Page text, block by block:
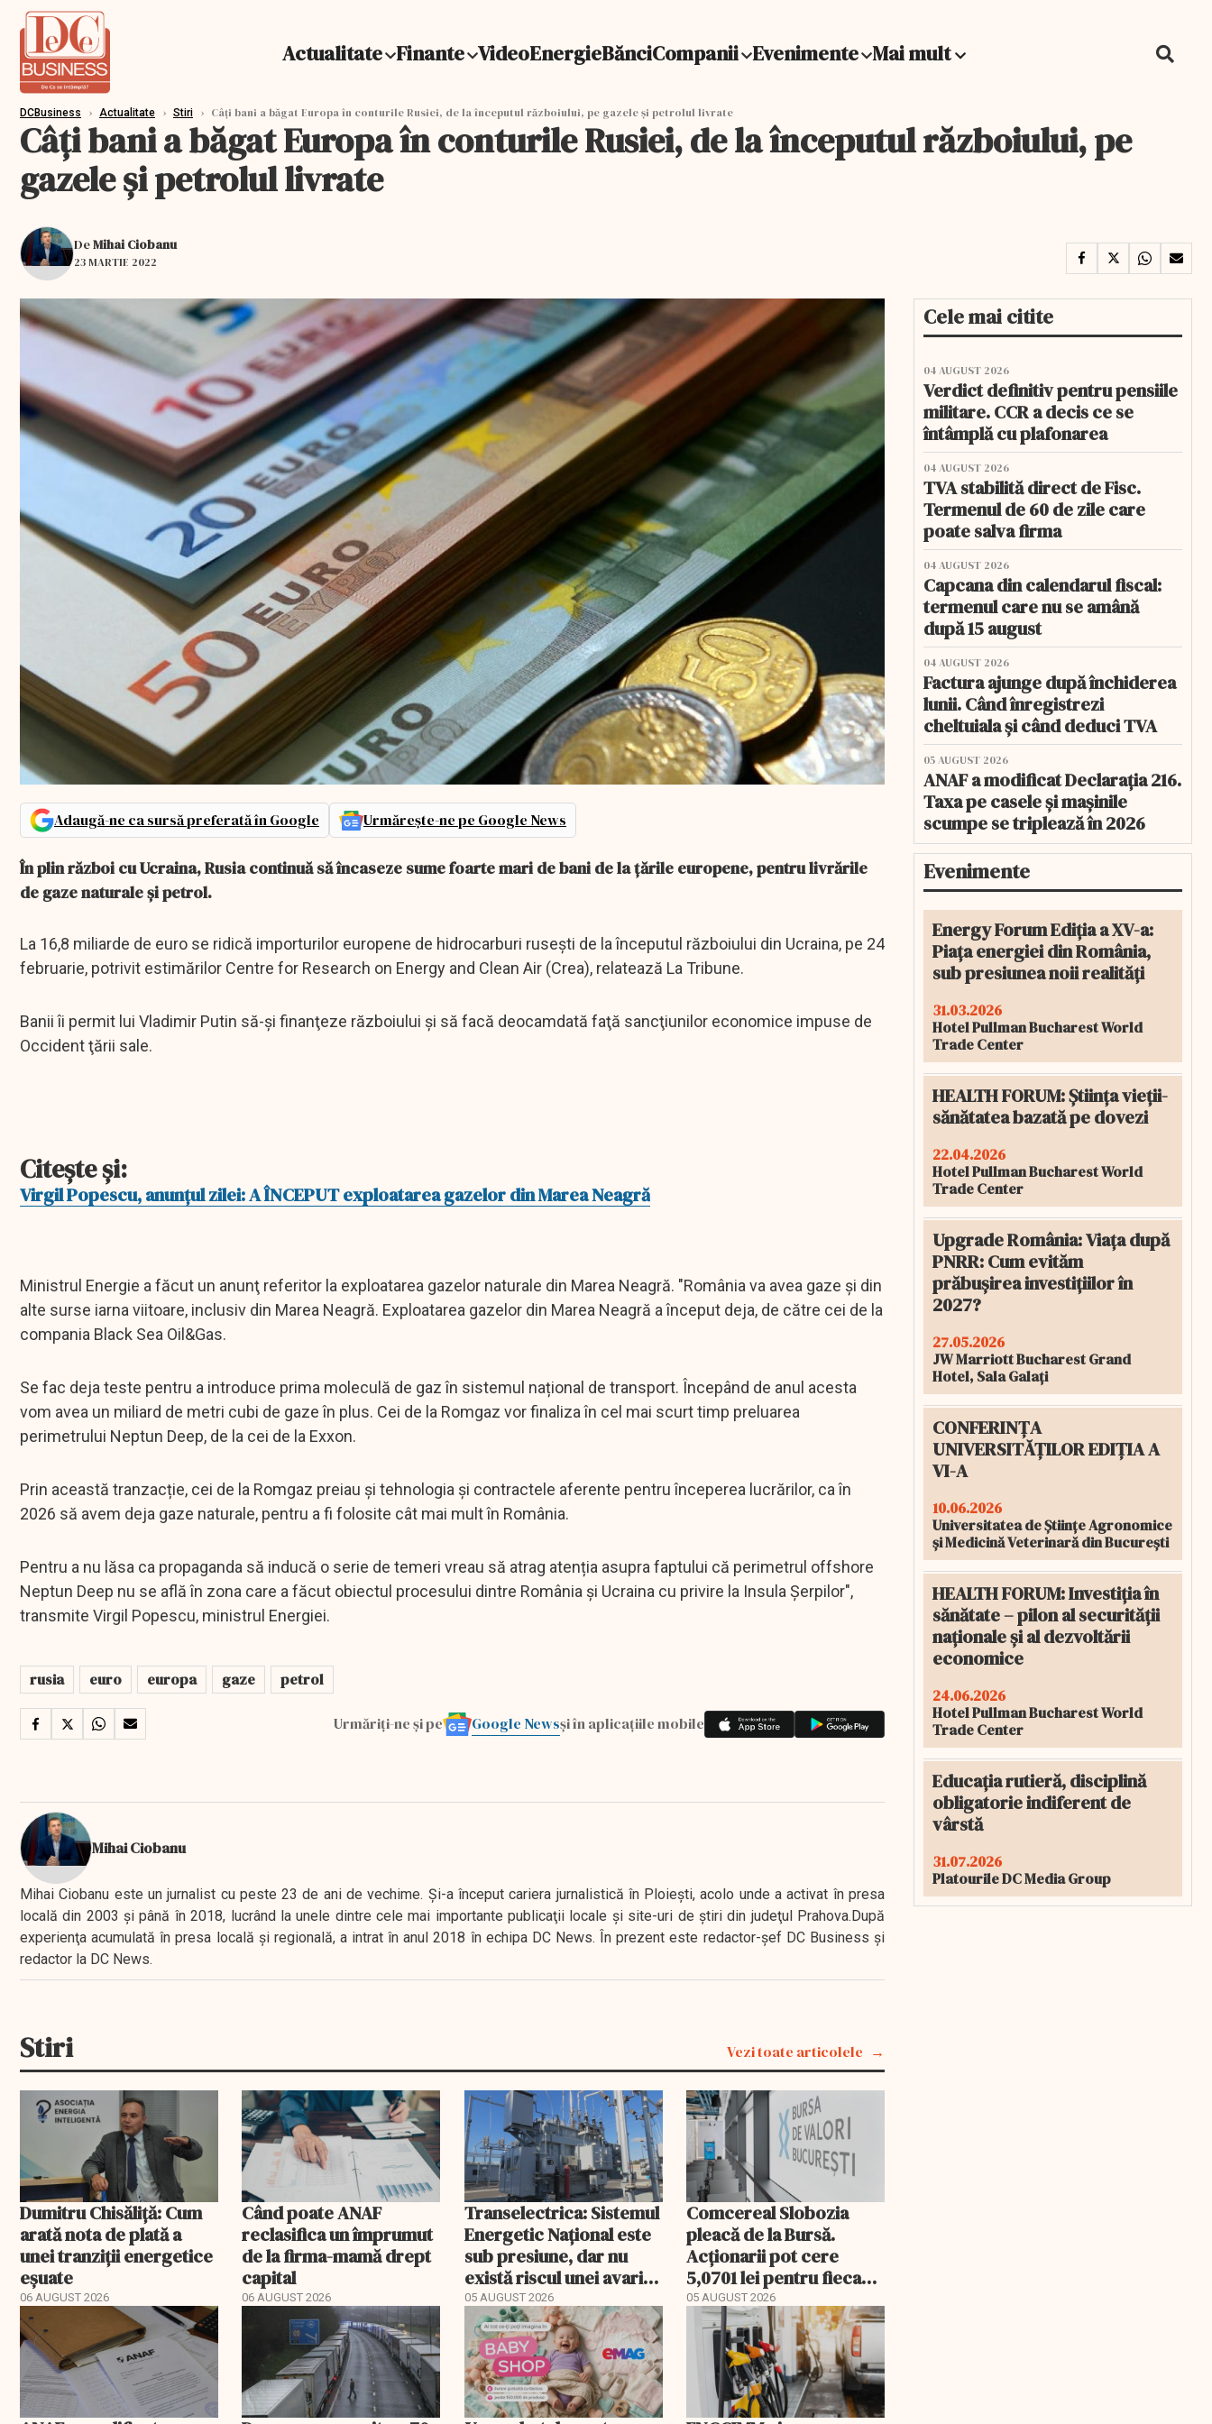
Actualitate Finante VideoEnergieBănciCompanii Evenimente Mai mult
DCBusiness › Actualitate › Stiri › Câţi bani a băgat Europa în conturile Rusiei, de la începutul războiului, pe gazele şi petrolul livrate
Câţi bani a băgat Europa în conturile Rusiei, de la începutul războiului, pe
gazele şi petrolul livrate
DeMihai Ciobanu
23 MARTIE 2022
Adaugă-ne ca sursă preferată în Google Urmărește-ne pe Google News
În plin război cu Ucraina, Rusia continuă să încaseze sume foarte mari de bani de la ţările europene, pentru livrările
de gaze naturale şi petrol.
La 16,8 miliarde de euro se ridică importurilor europene de hidrocarburi ruseşti de la începutul războiului din Ucraina, pe 24
februarie, potrivit estimărilor Centre for Research on Energy and Clean Air (Crea), relatează La Tribune.
Banii îi permit lui Vladimir Putin să-şi finanţeze războiului şi să facă deocamdată faţă sancţiunilor economice impuse de
Occident ţării sale.
Citeşte şi:
Virgil Popescu, anunţul zilei: A ÎNCEPUT exploatarea gazelor din Marea Neagră
Ministrul Energie a făcut un anunţ referitor la exploatarea gazelor naturale din Marea Neagră. "România va avea gaze și din
alte surse iarna viitoare, inclusiv din Marea Neagră. Exploatarea gazelor din Marea Neagră a început deja, de către cei de la
compania Black Sea Oil&Gas.
Se fac deja teste pentru a introduce prima moleculă de gaz în sistemul național de transport. Începând de anul acesta
vom avea un miliard de metri cubi de gaze în plus. Cei de la Romgaz vor finaliza în cel mai scurt timp preluarea
perimetrului Neptun Deep, de la cei de la Exxon.
Prin această tranzacție, cei de la Romgaz preiau și tehnologia și contractele aferente pentru începerea lucrărilor, ca în
2026 să avem deja gaze naturale, pentru a fi folosite cât mai mult în România.
Pentru a nu lăsa ca propaganda să inducă o serie de temeri vreau să atrag atenția asupra faptului că perimetrul offshore
Neptun Deep nu se află în zona care a făcut obiectul procesului dintre România și Ucraina cu privire la Insula Șerpilor",
transmite Virgil Popescu, ministrul Energiei.
rusia euro europa gaze petrol
Urmăriți-ne și pe Google Newsși în aplicațiile mobile
Mihai Ciobanu
Mihai Ciobanu este un jurnalist cu peste 23 de ani de vechime. Şi-a început cariera jurnalistică în Ploieşti, acolo unde a activat în presa
locală din 2003 şi până în 2018, lucrând la unele dintre cele mai importante publicaţii locale şi site-uri de ştiri din judeţul Prahova.După
experienţa acumulată în presa locală şi regională, a intrat în anul 2018 în echipa DC News. În prezent este redactor-şef DC Business şi
redactor la DC News.
Stiri Vezi toate articolele
Dumitru Chisăliță: Cum
arată nota de plată a
unei tranziții energetice
eșuate
06 AUGUST 2026
Când poate ANAF
reclasifica un împrumut
de la firma-mamă drept
capital
06 AUGUST 2026
Transelectrica: Sistemul
Energetic Național este
sub presiune, dar nu
există riscul unei avarii
majore
05 AUGUST 2026
Comcereal Slobozia
pleacă de la Bursă.
Acționarii pot cere
5,0701 lei pentru fiecare
acțiune
05 AUGUST 2026
Cele mai citite
04 AUGUST 2026
Verdict definitiv pentru pensiile
militare. CCR a decis ce se
întâmplă cu plafonarea
04 AUGUST 2026
TVA stabilită direct de Fisc.
Termenul de 60 de zile care
poate salva firma
04 AUGUST 2026
Capcana din calendarul fiscal:
termenul care nu se amână
după 15 august
04 AUGUST 2026
Factura ajunge după închiderea
lunii. Când înregistrezi
cheltuiala și când deduci TVA
05 AUGUST 2026
ANAF a modificat Declarația 216.
Taxa pe casele și mașinile
scumpe se triplează în 2026
Evenimente
Energy Forum Ediția a XV-a:
Piața energiei din România,
sub presiunea noii realități
31.03.2026
Hotel Pullman Bucharest World
Trade Center
HEALTH FORUM: Știința vieții-
sănătatea bazată pe dovezi
22.04.2026
Hotel Pullman Bucharest World
Trade Center
Upgrade România: Viața după
PNRR: Cum evităm
prăbușirea investițiilor în
2027?
27.05.2026
JW Marriott Bucharest Grand
Hotel, Sala Galați
CONFERINȚA
UNIVERSITĂȚILOR EDIȚIA A
VI-A
10.06.2026
Universitatea de Științe Agronomice
și Medicină Veterinară din București
HEALTH FORUM: Investiția în
sănătate – pilon al securității
naționale și al dezvoltării
economice
24.06.2026
Hotel Pullman Bucharest World
Trade Center
Educația rutieră, disciplină
obligatorie indiferent de
vârstă
31.07.2026
Platourile DC Media Group